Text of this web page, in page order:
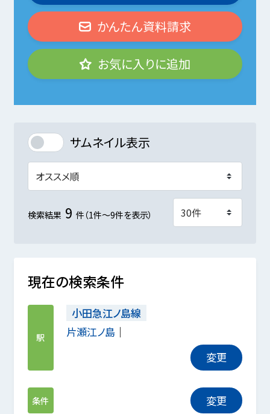
かんたん資料請求
お気に入りに追加
サムネイル表示
検索結果 9 件（1件～9件を表示）
現在の検索条件
駅
小田急江ノ島線
片瀬江ノ島
変更
条件 変更